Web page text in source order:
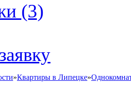
(3)
»Квартиры в Липецке»